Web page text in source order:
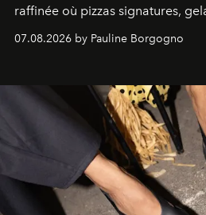
raffinée où pizzas signatures,
07.08.2026 by Pauline Borgogno